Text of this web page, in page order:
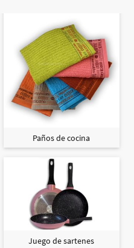
Paños de cocina
Juego de sartenes